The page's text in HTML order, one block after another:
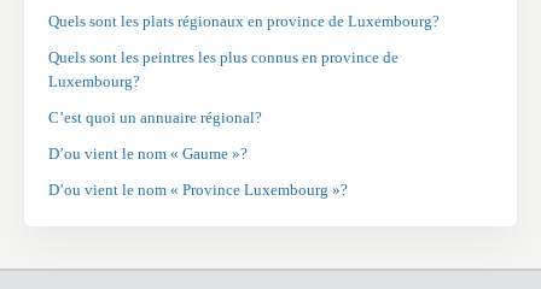
Quels sont les plats régionaux en province de Luxembourg?
Quels sont les peintres les plus connus en province de
Luxembourg?
C’est quoi un annuaire régional?
D’ou vient le nom « Gaume »?
D’ou vient le nom « Province Luxembourg »?